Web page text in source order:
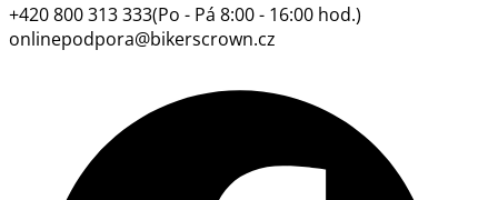
+420 800 313 333(Po - Pá 8:00 - 16:00 hod.)
onlinepodpora@bikerscrown.cz